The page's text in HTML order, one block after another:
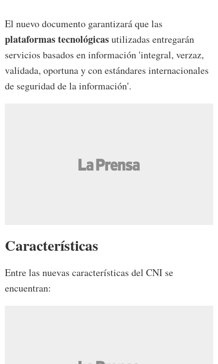
El nuevo documento garantizará que las
plataformas tecnológicasutilizadas entregarán
servicios basados en información 'integral, verzaz,
validada, oportuna y con estándares internacionales
de seguridad de la información'.
Características
Entre las nuevas características del CNI se
encuentran: